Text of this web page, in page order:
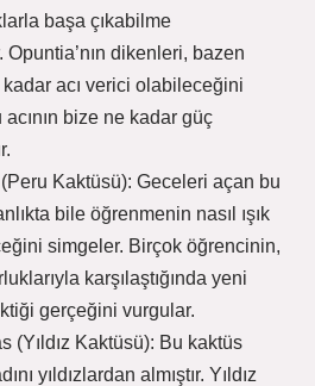
başa çıkabilme
dikenleri, bazen
acı verici olabileceğini
bize ne kadar güç
Kaktüsü): Geceleri açan bu
bile öğrenmenin nasıl ışık
simgeler. Birçok öğrencinin,
karşılaştığında yeni
gerçeğini vurgular.
(Yıldız Kaktüsü): Bu kaktüs
yıldızlardan almıştır. Yıldız